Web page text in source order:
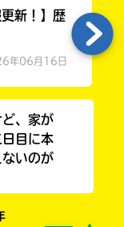
新！】歴
年06月16日
、家が
目に本
いのが